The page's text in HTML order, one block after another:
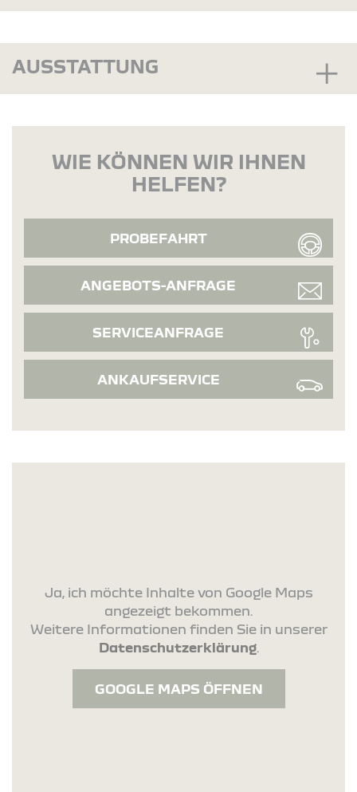
AUSSTATTUNG
WIE KÖNNEN WIR IHNEN
HELFEN?
PROBEFAHRT
ANGEBOTS-ANFRAGE
SERVICEANFRAGE
ANKAUFSERVICE
Ja, ich möchte Inhalte von Google Maps
angezeigt bekommen.
Weitere Informationen finden Sie in unserer
Datenschutzerklärung.
GOOGLE MAPS ÖFFNEN